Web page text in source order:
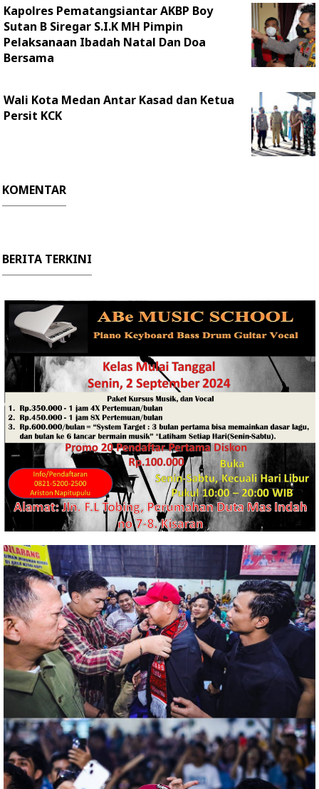
Kapolres Pematangsiantar AKBP Boy
Sutan B Siregar S.I.K MH Pimpin
Pelaksanaan Ibadah Natal Dan Doa
Bersama
Wali Kota Medan Antar Kasad dan Ketua
Persit KCK
KOMENTAR
BERITA TERKINI